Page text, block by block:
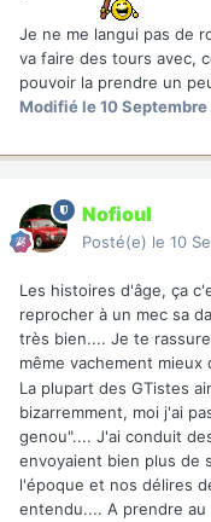
Je ne me langui pas de
va faire des tours avec,
pouvoir la prendre un
Modifiéle 10 Septembre
Nofioul
Posté(e) le 10
Les histoires d'âge, ça
reprocher à un mec sa
très bien.... Je te
même vachement
La plupart des GTistes
bizarremment, moi j'ai
genou".... J'ai conduit
envoyaient bien plus de
l'époque et nos délires
entendu.... A prendre au